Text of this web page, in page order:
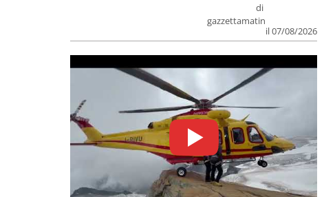
di
gazzettamatin
il 07/08/2026